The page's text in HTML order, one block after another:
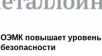
ОЭМК повышает уровень
безопасности